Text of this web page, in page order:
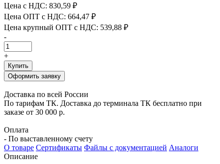
Цена с НДС: 830,59 ₽
Цена ОПТ с НДС: 664,47 ₽
Цена крупный ОПТ с НДС: 539,88 ₽
-
+
Купить
Оформить заявку
Доставка по всей России
По тарифам ТК. Доставка до терминала ТК бесплатно при
заказе от 30 000 р.
Оплата
- По выставленному счету
О товаре Сертификаты Файлы с документацией Аналоги
Описание